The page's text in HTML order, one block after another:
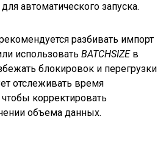
автоматического запуска.
разбивать импорт
использоватьBATCHSIZEв
блокировок и перегрузки
отслеживать время
корректировать
объема данных.